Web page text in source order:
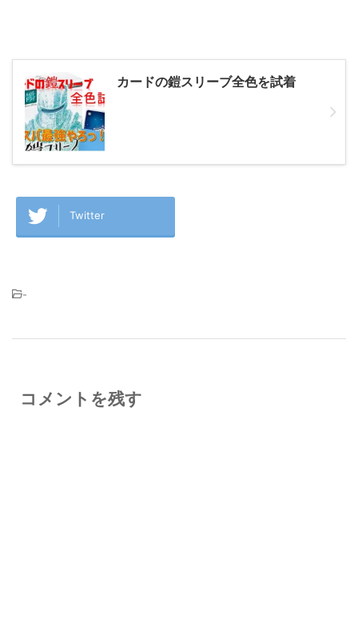
カードの鎧スリーブ全色を試着
Twitter
-
コメントを残す